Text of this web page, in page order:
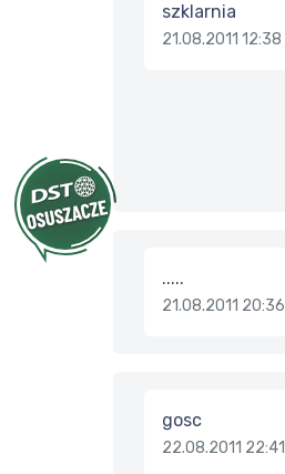
szklarnia
21.08.2011 12:38
.....
21.08.2011 20:36
gosc
22.08.2011 22:41